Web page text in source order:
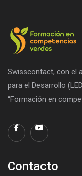
Swisscontact, con el
para el Desarrollo
“Formación en
Contacto